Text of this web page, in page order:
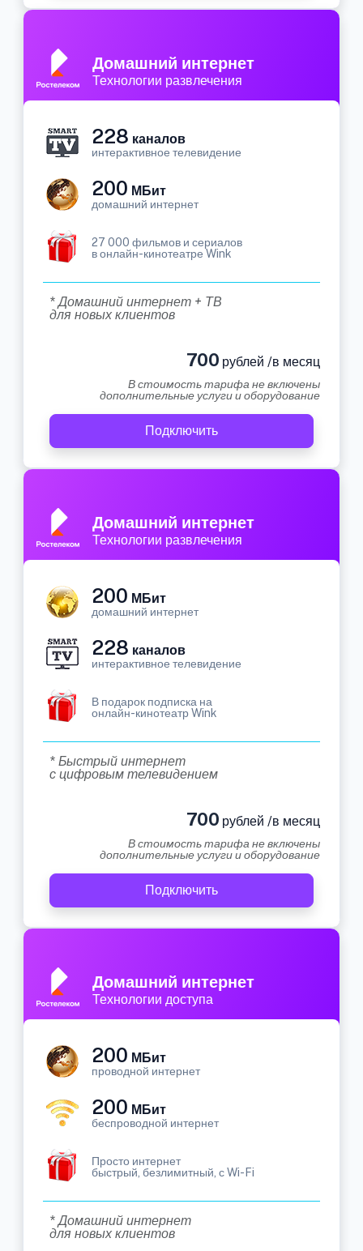
Домашний интернет
Технологии развлечения
228 каналов
интерактивное телевидение
200 МБит
домашний интернет
27 000 фильмов и сериалов
в онлайн-кинотеатре Wink
* Домашний интернет + ТВ
для новых клиентов
700 рублей /в месяц
В стоимость тарифа не включены
дополнительные услуги и оборудование
Подключить
Домашний интернет
Технологии развлечения
200 МБит
домашний интернет
228 каналов
интерактивное телевидение
В подарок подписка на
онлайн-кинотеатр Wink
* Быстрый интернет
с цифровым телевидением
700 рублей /в месяц
В стоимость тарифа не включены
дополнительные услуги и оборудование
Подключить
Домашний интернет
Технологии доступа
200 МБит
проводной интернет
200 МБит
беспроводной интернет
Просто интернет
быстрый, безлимитный, с Wi-Fi
* Домашний интернет
для новых клиентов